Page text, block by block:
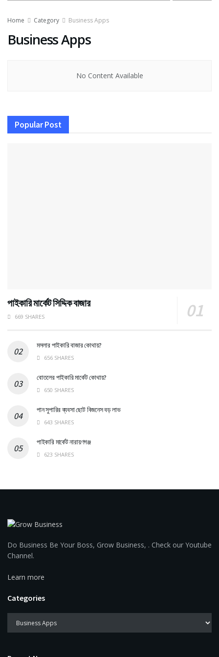
Home Category Business Apps
Business Apps
No Content Available
Popular Post
পাইকারি মার্কেট সিদ্দিক বাজার
669 SHARES
মসলার পাইকারি বাজার কোথায়?
656 SHARES
বোতলের পাইকারি মার্কেট কোথায়?
650 SHARES
পান সুপারির ব্যবসা ছোট বিজনেস বড় লাভ
643 SHARES
পাইকারি মার্কেট নারায়ণগঞ্জ
623 SHARES
Do Business Be Your Boss, Grow Business, . Check our Youtube
Channel.
Learn more
Categories